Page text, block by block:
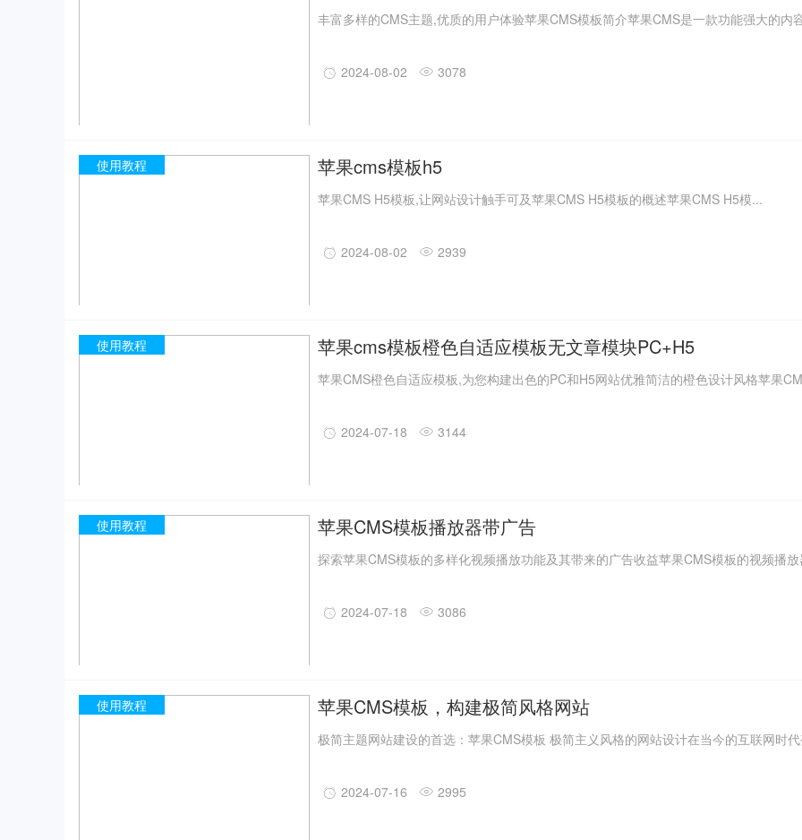
丰富多样的CMS主题,优质的用户体验苹果CMS模板简介苹果CMS是一款功能强大的内
2024-08-02 3078
使用教程 苹果cms模板h5
苹果CMS H5模板,让网站设计触手可及苹果CMS H5模板的概述苹果CMS H5模...
2024-08-02 2939
使用教程 苹果cms模板橙色自适应模板无文章模块PC+H5
苹果CMS橙色自适应模板,为您构建出色的PC和H5网站优雅简洁的橙色设计风格苹果
2024-07-18 3144
使用教程 苹果CMS模板播放器带广告
探索苹果CMS模板的多样化视频播放功能及其带来的广告收益苹果CMS模板的视频播
2024-07-18 3086
使用教程 苹果CMS模板，构建极简风格网站
极简主题网站建设的首选：苹果CMS模板 极简主义风格的网站设计在当今的互联网时
2024-07-16 2995